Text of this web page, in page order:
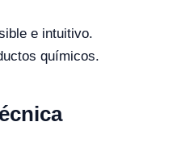
e intuitivo.
químicos.